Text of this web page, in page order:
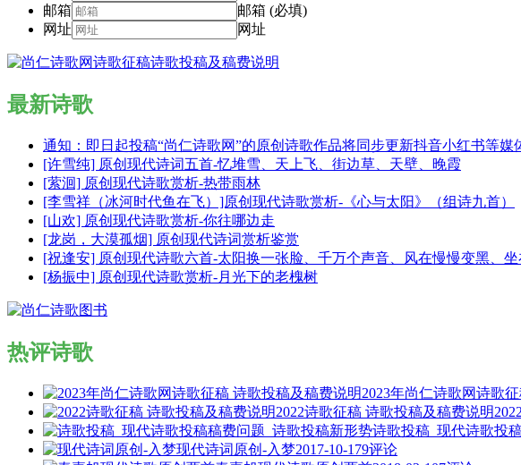
邮箱
邮箱 (必填)
网址
网址
最新诗歌
通知：即日起投稿“尚仁诗歌网”的原创诗歌作品将同步更新抖音小红书等媒
[许雪纯] 原创现代诗词五首-忆堆雪、天上飞、街边草、天壁、晚霞
[萦洄] 原创现代诗歌赏析-热带雨林
[李雪祥（冰河时代鱼在飞）]原创现代诗歌赏析-《心与太阳》（组诗九首）
[山欢] 原创现代诗歌赏析-你往哪边走
[龙岗，大漠孤烟] 原创现代诗词赏析鉴赏
[祝逢安] 原创现代诗歌六首-太阳换一张脸、千万个声音、风在慢慢变黑、
[杨振中] 原创现代诗歌赏析-月光下的老槐树
热评诗歌
2023年尚仁诗歌网诗歌
2022诗歌征稿 诗歌投稿及稿费说明
诗歌投稿_现代诗歌投
现代诗词原创-入梦2017-10-179评论